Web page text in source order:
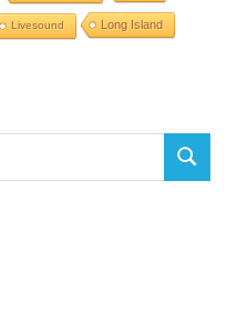
Livesound Long Island
SUCHEN